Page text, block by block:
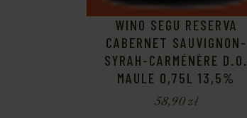
WINO SEGU RESERVA
CABERNET SAUVIGNON-
SYRAH-CARMÉNÈRE D.O.
MAULE 0,75L 13,5%
58,90zł